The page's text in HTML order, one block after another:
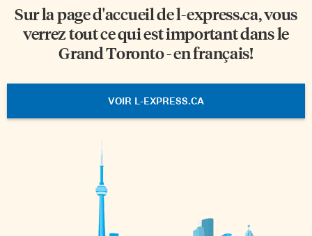
Sur la page d'accueil del-express.ca, vous
verrez tout ce qui est important dans le
Grand Toronto - en français!
VOIR L-EXPRESS.CA